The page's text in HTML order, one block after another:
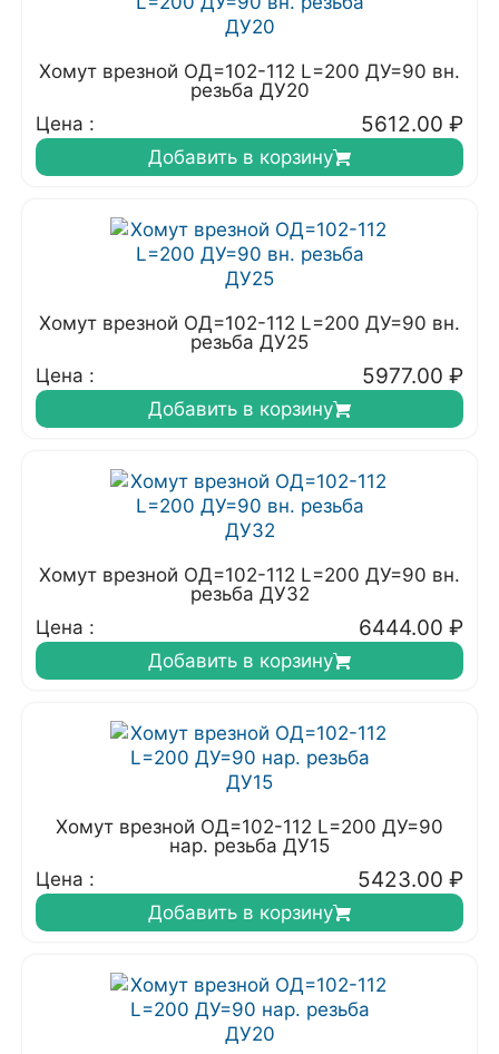
Хомут врезной ОД=102-112 L=200 ДУ=90 вн.
резьба ДУ20
Цена :
5612.00 ₽
Добавить в корзину
Хомут врезной ОД=102-112 L=200 ДУ=90 вн.
резьба ДУ25
Цена :
5977.00 ₽
Добавить в корзину
Хомут врезной ОД=102-112 L=200 ДУ=90 вн.
резьба ДУ32
Цена :
6444.00 ₽
Добавить в корзину
Хомут врезной ОД=102-112 L=200 ДУ=90
нар. резьба ДУ15
Цена :
5423.00 ₽
Добавить в корзину